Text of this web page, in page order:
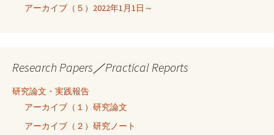
アーカイブ（５）2022年1月1日～
Research Papers／Practical Reports
研究論文・実践報告
アーカイブ（１）研究論文
アーカイブ（２）研究ノート